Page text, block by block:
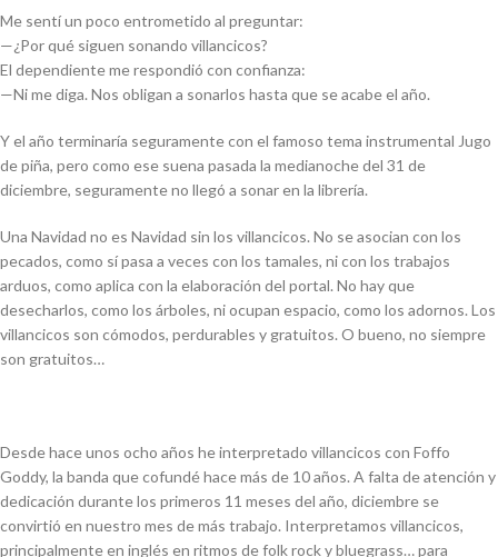
Me sentí un poco entrometido al preguntar:
—¿Por qué siguen sonando villancicos?
El dependiente me respondió con confianza:
—Ni me diga. Nos obligan a sonarlos hasta que se acabe el año.
Y el año terminaría seguramente con el famoso tema instrumental Jugo
de piña, pero como ese suena pasada la medianoche del 31 de
diciembre, seguramente no llegó a sonar en la librería.
Una Navidad no es Navidad sin los villancicos. No se asocian con los
pecados, como sí pasa a veces con los tamales, ni con los trabajos
arduos, como aplica con la elaboración del portal. No hay que
desecharlos, como los árboles, ni ocupan espacio, como los adornos. Los
villancicos son cómodos, perdurables y gratuitos. O bueno, no siempre
son gratuitos…
Desde hace unos ocho años he interpretado villancicos con Foffo
Goddy, la banda que cofundé hace más de 10 años. A falta de atención y
dedicación durante los primeros 11 meses del año, diciembre se
convirtió en nuestro mes de más trabajo. Interpretamos villancicos,
principalmente en inglés en ritmos de folk rock y bluegrass… para